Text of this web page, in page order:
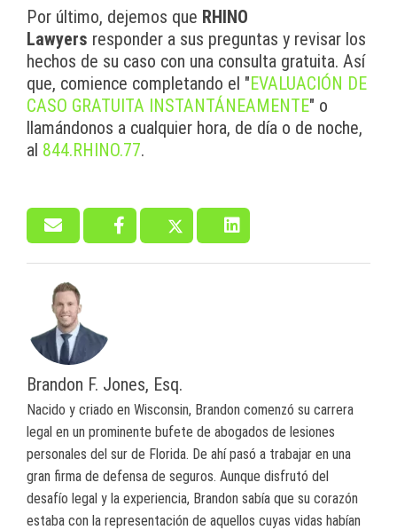
Por último, dejemos que RHINO
Lawyers responder a sus preguntas y revisar los
hechos de su caso con una consulta gratuita. Así
que, comience completando el "EVALUACIÓN DE
CASO GRATUITA INSTANTÁNEAMENTE" o
llamándonos a cualquier hora, de día o de noche,
al 844.RHINO.77.
Brandon F. Jones, Esq.
Nacido y criado en Wisconsin, Brandon comenzó su carrera
legal en un prominente bufete de abogados de lesiones
personales del sur de Florida. De ahí pasó a trabajar en una
gran firma de defensa de seguros. Aunque disfrutó del
desafío legal y la experiencia, Brandon sabía que su corazón
estaba con la representación de aquellos cuyas vidas habían